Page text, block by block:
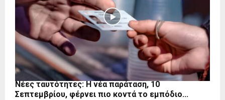
Νέες ταυτότητες: Η νέα παράταση, 10
Σεπτεμβρίου, φέρνει πιο κοντά το εμπόδιο...